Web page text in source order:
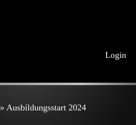
Login
»Ausbildungsstart 2024